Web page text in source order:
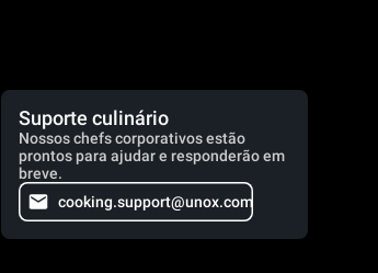
Suporte culinário
Nossos chefs corporativos estão
prontos para ajudar e responderão em
breve.
cooking.support@unox.com